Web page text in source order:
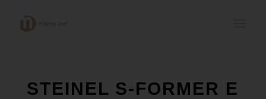
STEINEL S-FORMER E